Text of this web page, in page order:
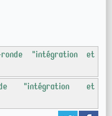
"intégration et
"intégration et